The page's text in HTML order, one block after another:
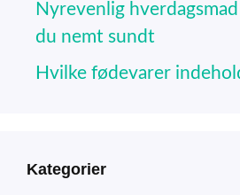
Nyrevenlig
du nemt sundt
Hvilke fødevarer
Kategorier